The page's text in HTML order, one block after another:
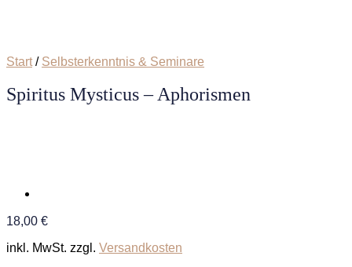
Start / Selbsterkenntnis & Seminare
Spiritus Mysticus – Aphorismen
18,00 €
inkl. MwSt. zzgl. Versandkosten